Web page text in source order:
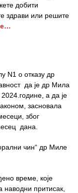
добити
здрави или решите
N1 о отказу др
да је др Мила
а да је
засновала
због
дана.
чин“ др Миле
време, које
наводни притисак,